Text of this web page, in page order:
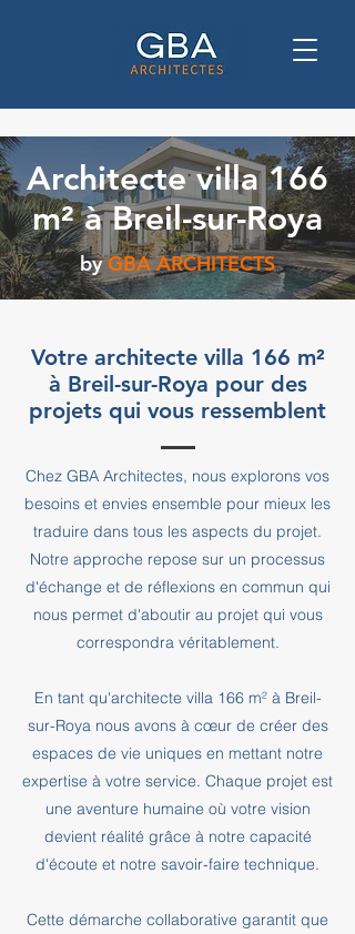
Architecte villa 166
m² à Breil-sur-Roya
by GBA ARCHITECTS
Votre architecte villa 166 m²
à Breil-sur-Roya pour des
projets qui vous ressemblent
Chez GBA Architectes, nous explorons vos
besoins et envies ensemble pour mieux les
traduire dans tous les aspects du projet.
Notre approche repose sur un processus
d'échange et de réflexions en commun qui
nous permet d'aboutir au projet qui vous
correspondra véritablement.
En tant qu'architecte villa 166 m² à Breil-
sur-Roya nous avons à cœur de créer des
espaces de vie uniques en mettant notre
expertise à votre service. Chaque projet est
une aventure humaine où votre vision
devient réalité grâce à notre capacité
d'écoute et notre savoir-faire technique.
Cette démarche collaborative garantit que